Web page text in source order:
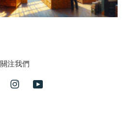
關注我們
FacebookInstagram